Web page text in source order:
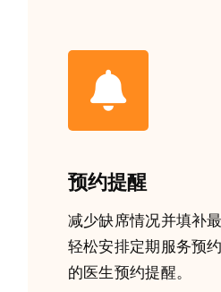
预约提醒
减少缺席情况并填补
轻松安排定期服务预
的医生预约提醒。